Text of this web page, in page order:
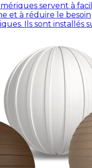
servent à
et à réduire le besoin
Ils sont installés